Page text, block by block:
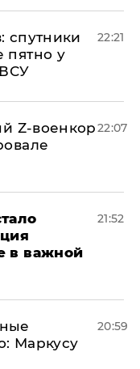
спутники
пятно у
22:21
Z-военкор22:07
в важной
21:52
Маркусу
20:59